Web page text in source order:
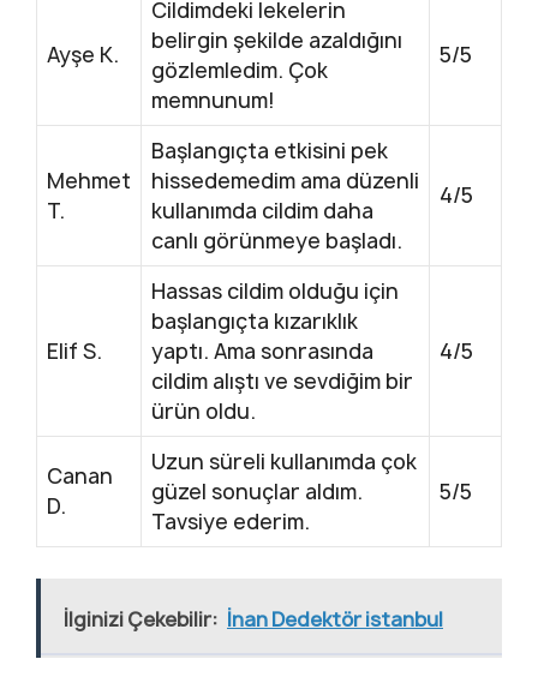
Ayşe K.
Cildimdeki lekelerin
belirgin şekilde azaldığını
gözlemledim. Çok
memnunum!
5/5
Mehmet
T.
Başlangıçta etkisini pek
hissedemedim ama düzenli
kullanımda cildim daha
canlı görünmeye başladı.
4/5
Elif S.
Hassas cildim olduğu için
başlangıçta kızarıklık
yaptı. Ama sonrasında
cildim alıştı ve sevdiğim bir
ürün oldu.
4/5
Canan
D.
Uzun süreli kullanımda çok
güzel sonuçlar aldım.
Tavsiye ederim.
5/5
İlginizi Çekebilir: İnan Dedektör istanbul